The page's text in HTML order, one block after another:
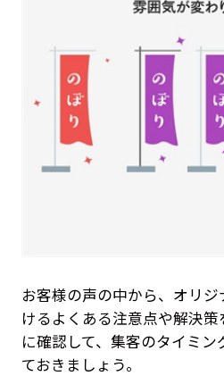
お客様の声の中から、オリ
けるよくある注意点や解決
に確認して、集客のタイミ
ておきましょう。